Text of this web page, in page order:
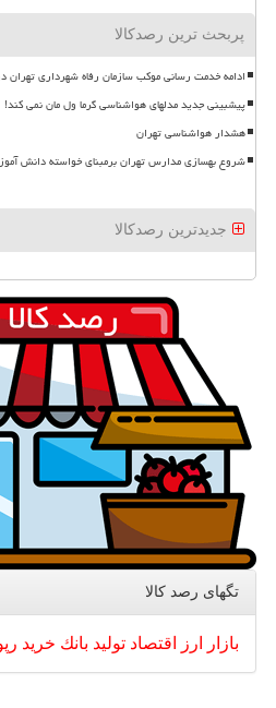
پربحث ترین رصدکالا
ادامه خدمت رسانی موکب سازمان رفاه شهرداری تهران
پیشبینی جدید مدلهای هواشناسی گرما ول مان نمی کند!
هشدار هواشناسی تهران
شروع بهسازی مدارس تهران برمبنای خواسته دانش
جدیدترین رصدکالا
تگهای رصد كالا
بازار ارز اقتصاد تولید بانك خرید